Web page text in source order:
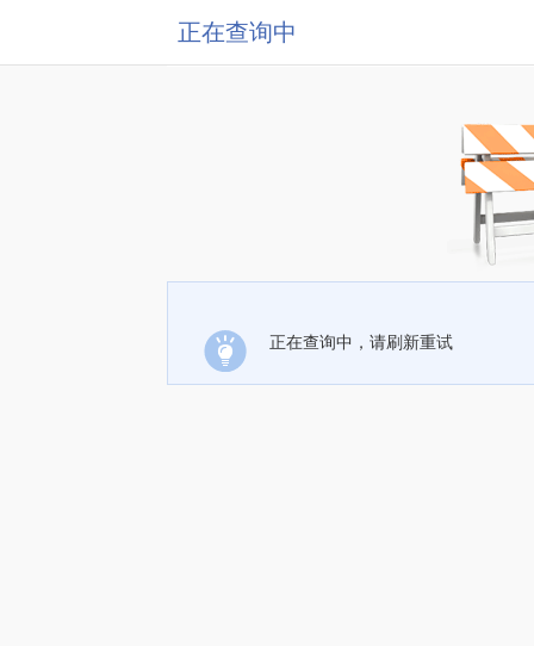
正在查询中
正在查询中，请刷新重试